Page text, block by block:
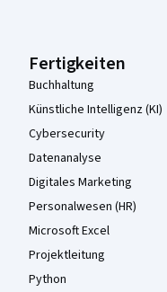
Fertigkeiten
Buchhaltung
Künstliche Intelligenz (KI)
Cybersecurity
Datenanalyse
Digitales Marketing
Personalwesen (HR)
Microsoft Excel
Projektleitung
Python